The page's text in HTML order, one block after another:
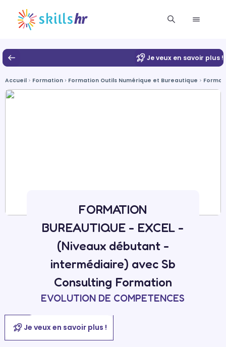
Je veux en savoir plus !
Accueil Formation Formation Outils Numérique et Bureautique
FORMATION
BUREAUTIQUE - EXCEL -
(Niveaux débutant -
intermédiaire) avec Sb
Consulting Formation
EVOLUTION DE COMPETENCES
Je veux en savoir plus !